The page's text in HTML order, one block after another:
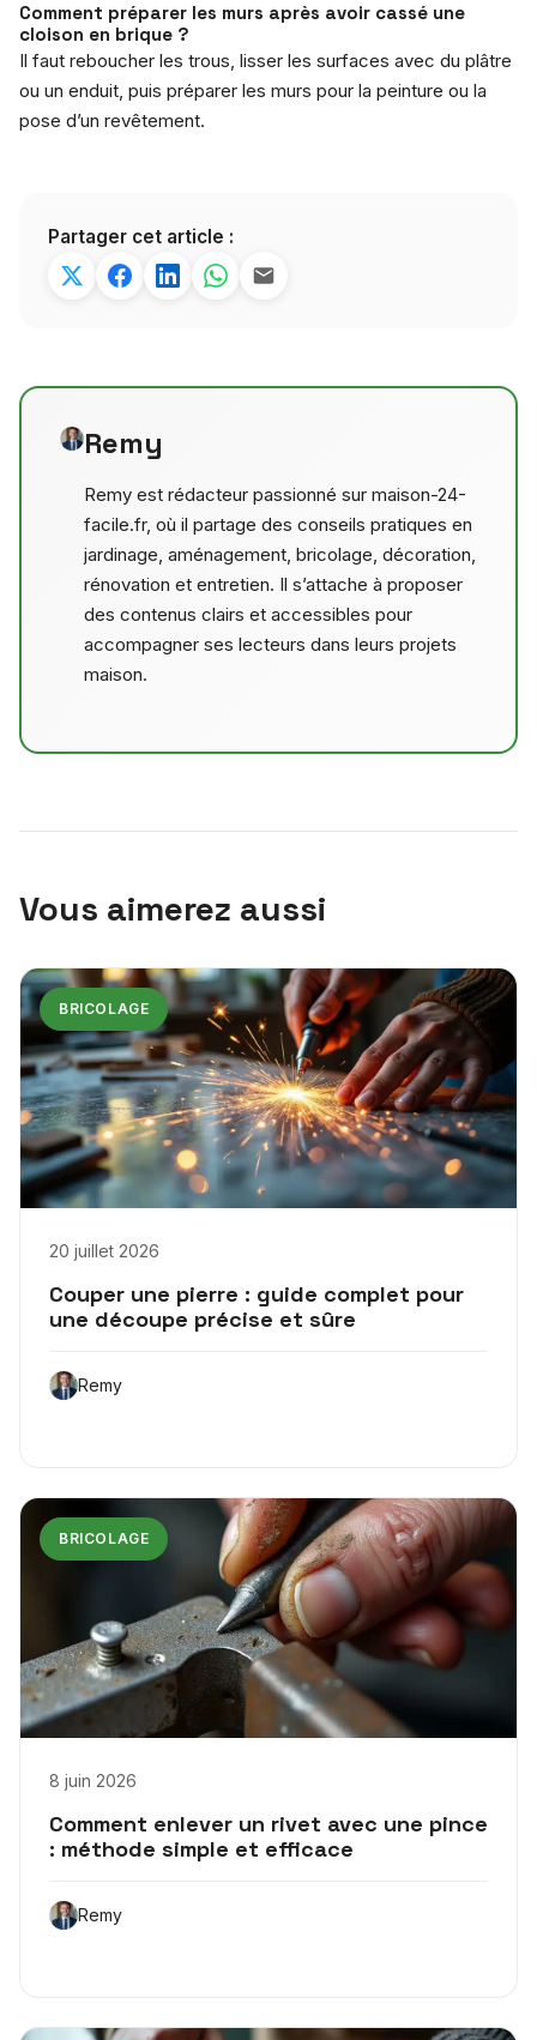
Comment préparer les murs après avoir cassé une
cloison en brique ?
Il faut reboucher les trous, lisser les surfaces avec du plâtre
ou un enduit, puis préparer les murs pour la peinture ou la
pose d’un revêtement.
Partager cet article :
Remy
Remy est rédacteur passionné sur maison-24-
facile.fr, où il partage des conseils pratiques en
jardinage, aménagement, bricolage, décoration,
rénovation et entretien. Il s’attache à proposer
des contenus clairs et accessibles pour
accompagner ses lecteurs dans leurs projets
maison.
Vous aimerez aussi
BRICOLAGE
20 juillet 2026
Couper une pierre : guide complet pour
une découpe précise et sûre
Remy
BRICOLAGE
8 juin 2026
Comment enlever un rivet avec une pince
: méthode simple et efficace
Remy